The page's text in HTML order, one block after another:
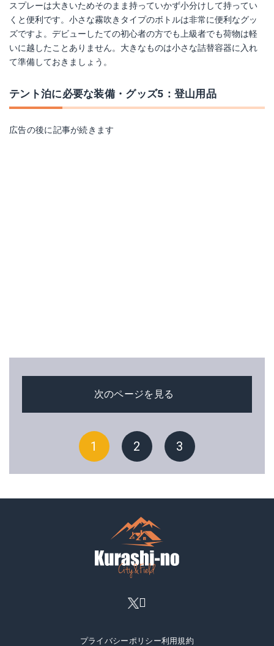
スプレーは大きいためそのまま持っていかず小分けして持ってい
くと便利です。小さな霧吹きタイプのボトルは非常に便利なグッ
ズですよ。デビューしたての初心者の方でも上級者でも荷物は軽
いに越したことありません。大きなものは小さな詰替容器に入れ
て準備しておきましょう。
テント泊に必要な装備・グッズ5：登山用品
広告の後に記事が続きます
次のページを見る
1 2 3
プライバシーポリシー利用規約